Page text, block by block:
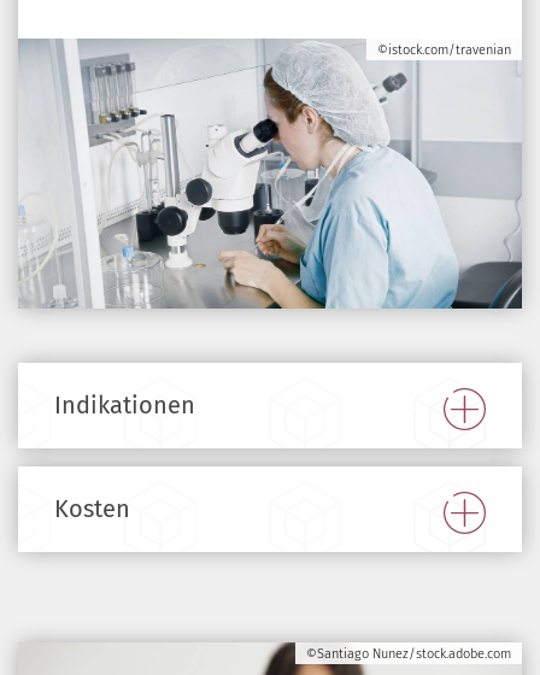
©istock.com/travenian
Indikationen
Kosten
©Santiago Nunez/stock.adobe.com